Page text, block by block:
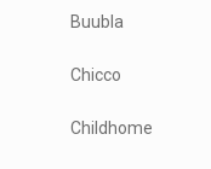
Buubla
Chicco
Childhome